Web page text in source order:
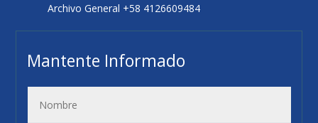
Archivo General +58 4126609484
Mantente Informado